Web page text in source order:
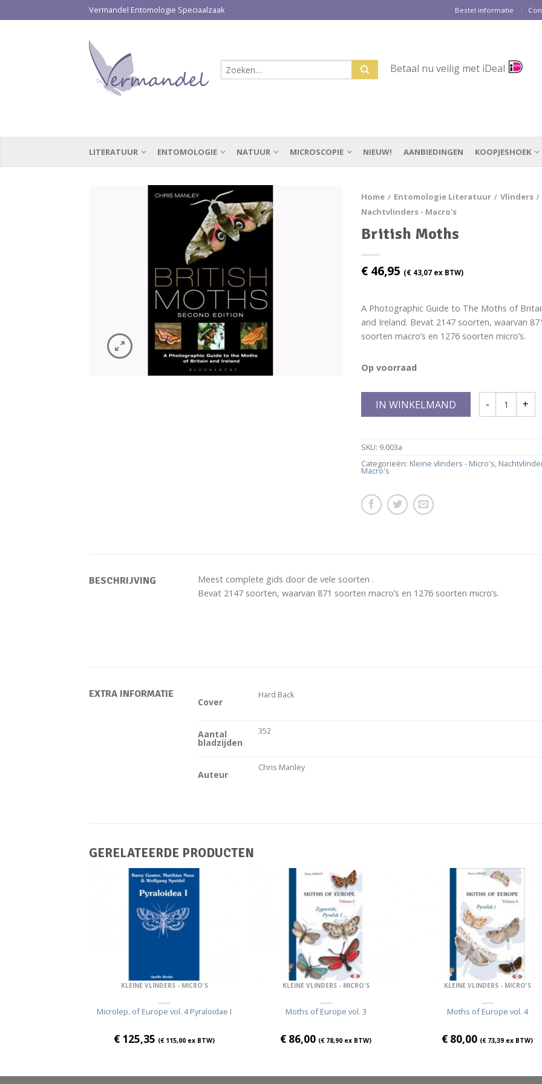
Vermandel Entomologie Speciaalzaak Bestel informatie
Betaal nu veilig met iDeal
LITERATUUR ENTOMOLOGIE NATUUR MICROSCOPIE NIEUW! AANBIEDINGEN KOOPJESHOEK
Home / Entomologie Literatuur / Vlinders /
Nachtvlinders - Macro's
British Moths
€ 46,95 (€ 43,07 ex BTW)
A Photographic Guide to The Moths of
and Ireland. Bevat 2147 soorten, waarvan 871
soorten macro’s en 1276 soorten micro’s.
Op voorraad
IN WINKELMAND
SKU: 9.003a
Categorieën: Kleine vlinders - Micro's,
Macro's
BESCHRIJVING
Meest complete gids door de vele soorten .
Bevat 2147 soorten, waarvan 871 soorten macro’s en 1276 soorten micro’s.
EXTRA INFORMATIE
Cover
Hard Back
Aantal
bladzijden
352
Auteur
Chris Manley
GERELATEERDE PRODUCTEN
KLEINE VLINDERS - MICRO'S
Microlep. of Europe vol. 4 Pyraloidae I
€ 125,35 (€115,00 ex BTW)
KLEINE VLINDERS - MICRO'S
Moths of Europe vol. 3
€ 86,00 (€78,90 ex BTW)
KLEINE VLINDERS - MICRO'S
Moths of Europe vol. 4
€ 80,00 (€73,39 ex BTW)